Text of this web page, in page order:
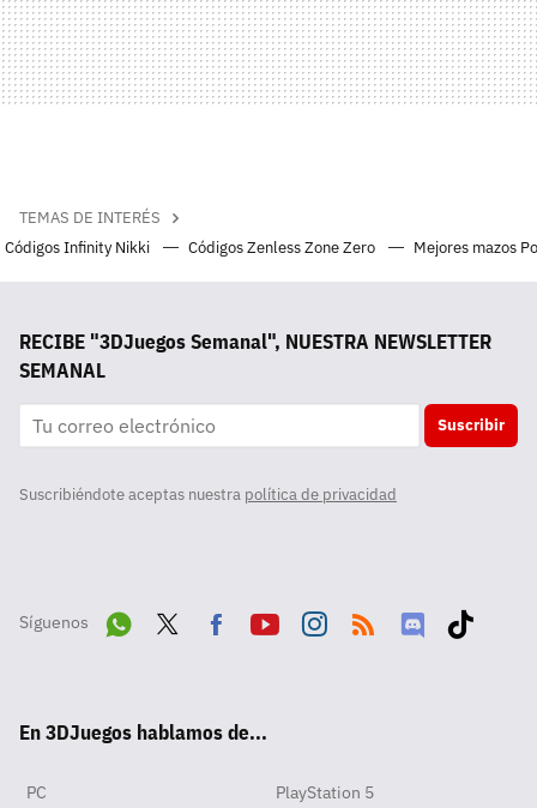
TEMAS DE INTERÉS
Códigos Infinity Nikki
Códigos Zenless Zone Zero Mejores mazos
RECIBE "3DJuegos Semanal", NUESTRA NEWSLETTER
SEMANAL
Suscribir
Suscribiéndote aceptas nuestra política de privacidad
Síguenos
pp
ok
En 3DJuegos hablamos de...
PC PlayStation 5